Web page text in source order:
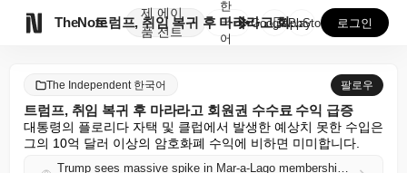
TheNote
제
품
에이
전트
트럼프, 취임 복귀 후 마라라고 회원권 수수료 수익 급...
한
국
어
GooglePlay
AppStore 로그인
The Independent 한국어 팔로우
트럼프, 취임 복귀 후 마라라고 회원권 수수료 수익 급증
대통령의 플로리다 자택 및 클럽에서 발생한 예상치 못한 수입은
그의 10억 달러 이상의 암호화폐 수익에 비하면 미미합니다.
Trump sees massive spike in Mar-a-Lago membership fees revenue since returning to office